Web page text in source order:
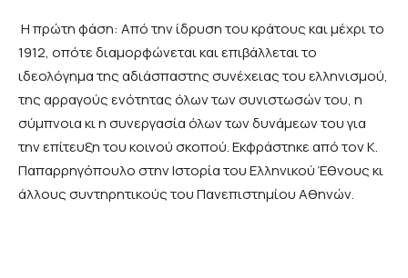
Η πρώτη φάση: Από την ίδρυση του κράτους και μέχρι το
1912, οπότε διαμορφώνεται και επιβάλλεται το
ιδεολόγημα της αδιάσπαστης συνέχειας του ελληνισμού,
της αρραγούς ενότητας όλων των συνιστωσών του, η
σύμπνοια κι η συνεργασία όλων των δυνάμεων του για
την επίτευξη του κοινού σκοπού. Εκφράστηκε από τον Κ.
Παπαρρηγόπουλο στην Ιστορία του Ελληνικού Έθνους κι
άλλους συντηρητικούς του Πανεπιστημίου Αθηνών.